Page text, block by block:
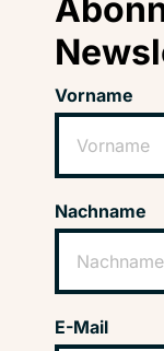
Vorname
Nachname
E-Mail